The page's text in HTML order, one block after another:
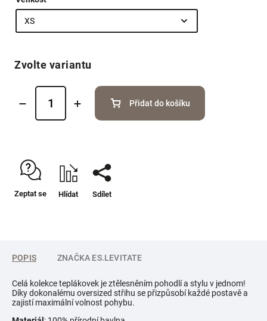
Zvolte variantu
Přidat do košíku
Zeptat se Hlídat Sdílet
POPIS ZNAČKA ES.LEVITATE
Celá kolekce teplákovek je ztělesněním pohodlí a stylu v jednom!
Díky dokonalému oversized střihu se přizpůsobí každé postavě a
zajistí maximální volnost pohybu.